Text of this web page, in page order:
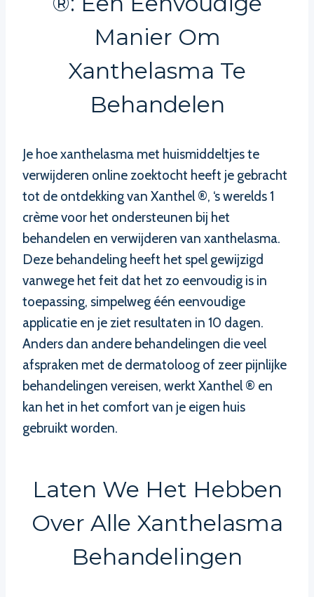
Manier Om
Xanthelasma Te
Behandelen
Je hoe xanthelasma met huismiddeltjes te
verwijderen online zoektocht heeft je gebracht
tot de ontdekking van Xanthel ®, ‘s werelds 1
crème voor het ondersteunen bij het
behandelen en verwijderen van xanthelasma.
Deze behandeling heeft het spel gewijzigd
vanwege het feit dat het zo eenvoudig is in
toepassing, simpelweg één eenvoudige
applicatie en je ziet resultaten in 10 dagen.
Anders dan andere behandelingen die veel
afspraken met de dermatoloog of zeer pijnlijke
behandelingen vereisen, werkt Xanthel ® en
kan het in het comfort van je eigen huis
gebruikt worden.
Laten We Het Hebben
Over Alle Xanthelasma
Behandelingen